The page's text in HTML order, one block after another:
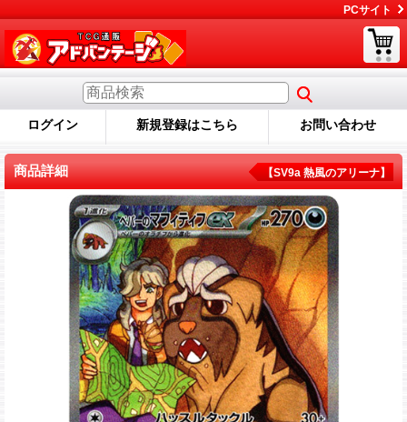
PCサイト
ログイン 新規登録はこちら お問い合わせ
商品詳細 【SV9a 熱風のアリーナ】